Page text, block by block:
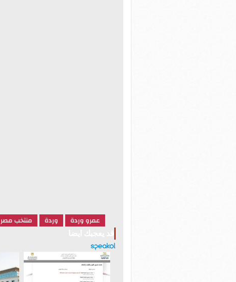
عمرو وردة وردة منتخب مصر